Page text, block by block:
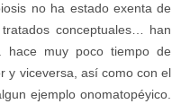
no ha estado exenta de
conceptuales… han
hace muy poco tiempo de
y viceversa, así como con el
ejemplo onomatopéyico.